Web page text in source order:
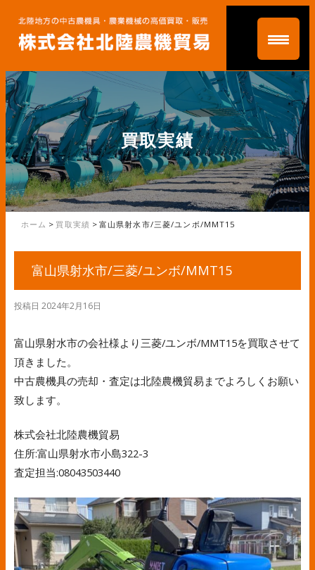
買取実績
ホーム > 買取実績 > 富山県射水市/三菱/ユンボ/MMT15
富山県射水市/三菱/ユンボ/MMT15
投稿日 2024年2月16日
富山県射水市の会社様より三菱/ユンボ/MMT15を買取させて
頂きました。
中古農機具の売却・査定は北陸農機貿易までよろしくお願い
致します。
株式会社北陸農機貿易
住所:富山県射水市小島322-3
査定担当:08043503440